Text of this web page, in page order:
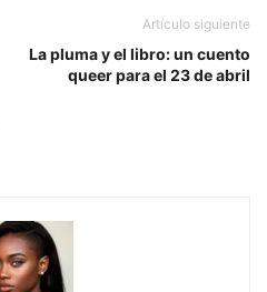
Artículo siguiente
La pluma y el libro: un cuento
queer para el 23 de abril